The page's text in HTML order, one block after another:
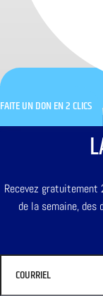
FAITE UN DON EN 2 CLICS
Recevez
de la semaine,